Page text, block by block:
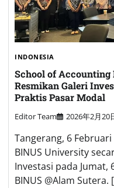
INDONESIA
School of Accounting
Resmikan Galeri
Praktis Pasar Modal
Editor Team 2026年2月20
Tangerang, 6
BINUS University
Investasi pada
BINUS @Alam Sutera.